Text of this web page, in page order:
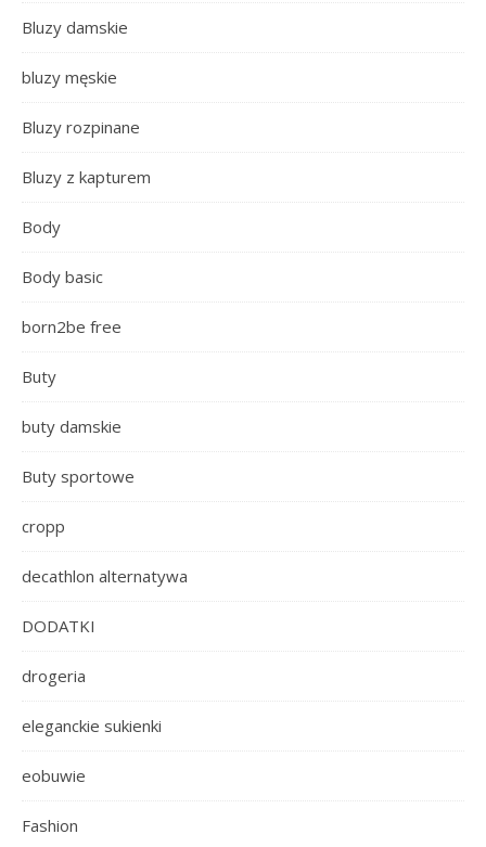
Bluzy damskie
bluzy męskie
Bluzy rozpinane
Bluzy z kapturem
Body
Body basic
born2be free
Buty
buty damskie
Buty sportowe
cropp
decathlon alternatywa
DODATKI
drogeria
eleganckie sukienki
eobuwie
Fashion